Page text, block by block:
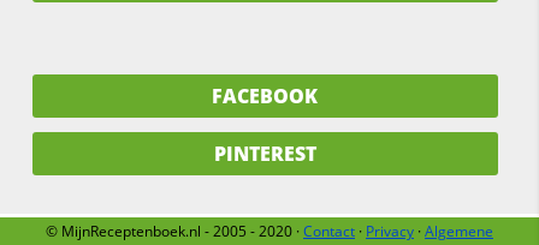
FACEBOOK
PINTEREST
© MijnReceptenboek.nl - 2005 - 2020 ·Contact · Privacy ·Algemene